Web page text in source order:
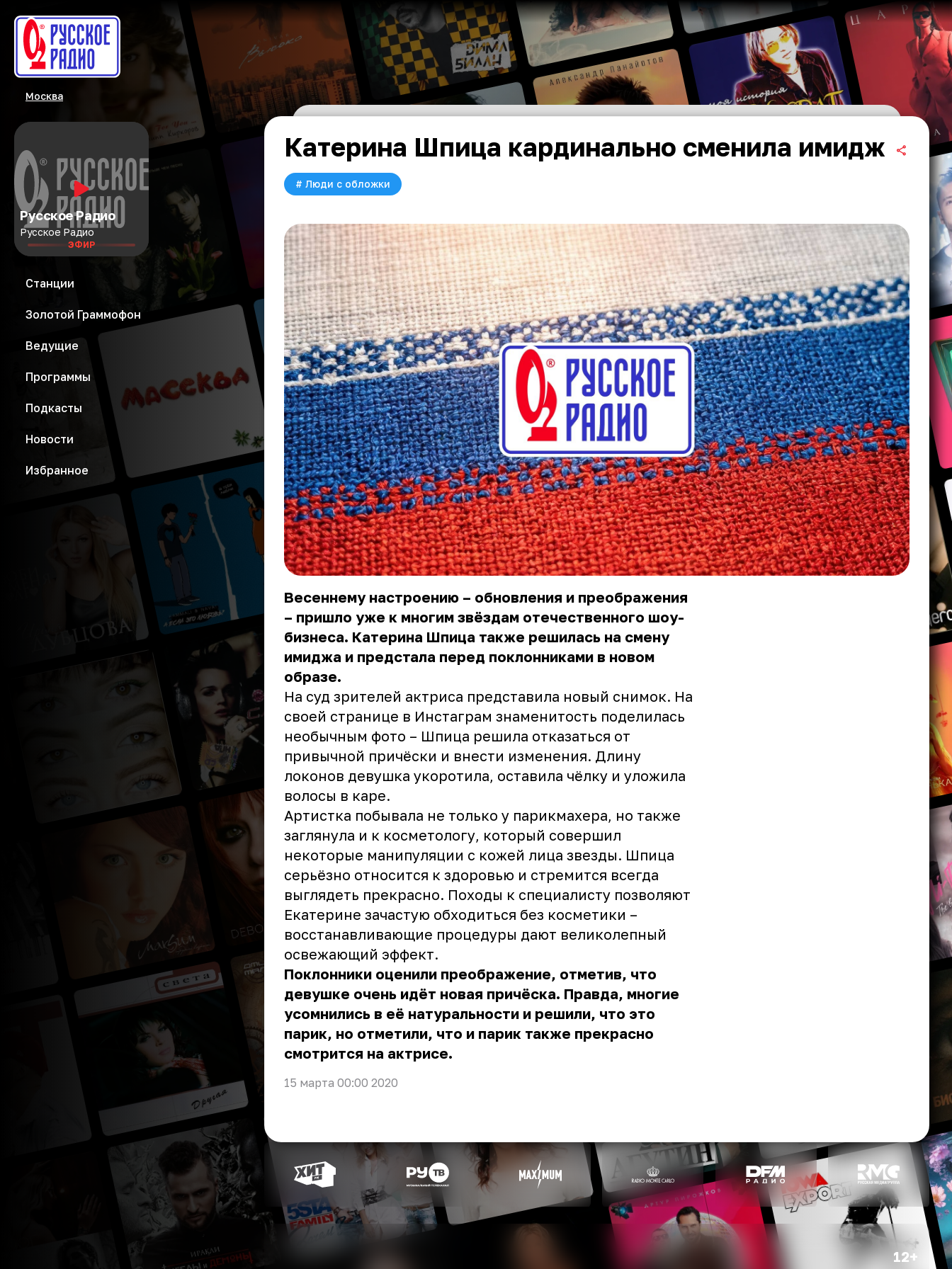
Москва
Русское Радио
Русское Радио
ЭФИР
Станции
Золотой Граммофон
Ведущие
Программы
Подкасты
Новости
Избранное
Катерина Шпица кардинально сменила имидж
# Люди с обложки
Весеннему настроению – обновления и преображения
– пришло уже к многим звёздам отечественного шоу-
бизнеса. Катерина Шпица также решилась на смену
имиджа и предстала перед поклонниками в новом
образе.
На суд зрителей актриса представила новый снимок. На
своей странице в Инстаграм знаменитость поделилась
необычным фото – Шпица решила отказаться от
привычной причёски и внести изменения. Длину
локонов девушка укоротила, оставила чёлку и уложила
волосы в каре.
Артистка побывала не только у парикмахера, но также
заглянула и к косметологу, который совершил
некоторые манипуляции с кожей лица звезды. Шпица
серьёзно относится к здоровью и стремится всегда
выглядеть прекрасно. Походы к специалисту позволяют
Екатерине зачастую обходиться без косметики –
восстанавливающие процедуры дают великолепный
освежающий эффект.
Поклонники оценили преображение, отметив, что
девушке очень идёт новая причёска. Правда, многие
усомнились в её натуральности и решили, что это
парик, но отметили, что и парик также прекрасно
смотрится на актрисе.
15 марта 00:00 2020
12+